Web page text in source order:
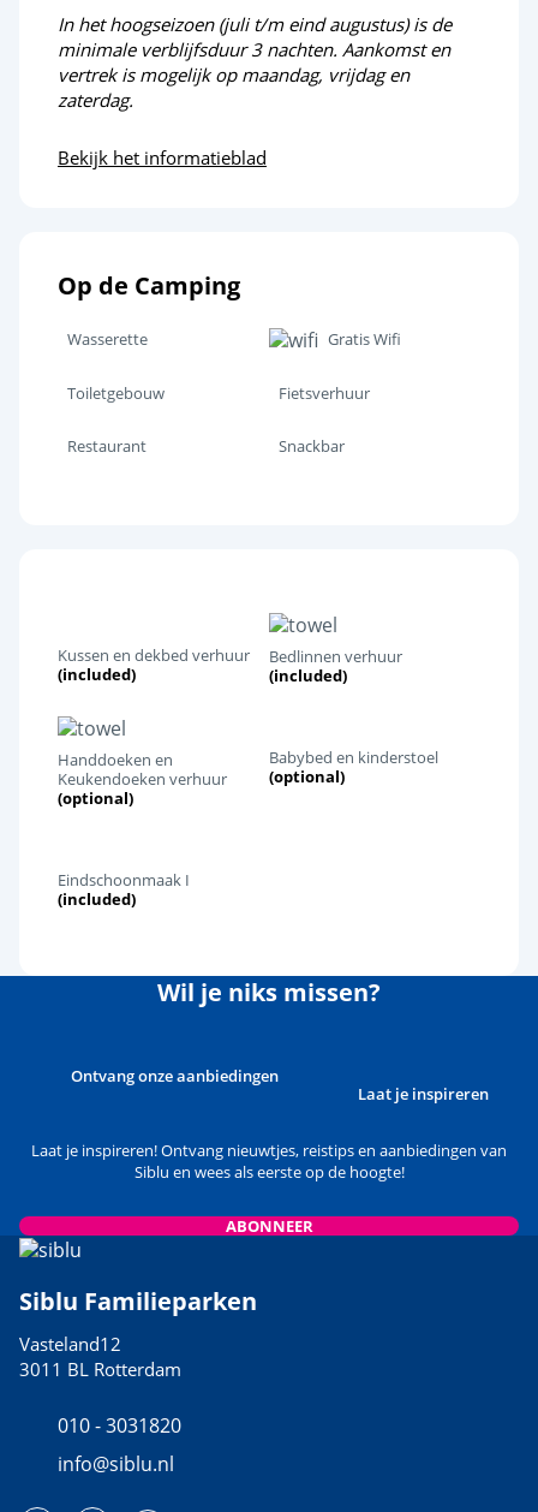
In het hoogseizoen (juli t/m eind augustus) is de
minimale verblijfsduur 3 nachten. Aankomst en
vertrek is mogelijk op maandag, vrijdag en
zaterdag.
Bekijk het informatieblad
Op de Camping
Wasserette Gratis Wifi
Toiletgebouw Fietsverhuur
Restaurant Snackbar
Kussen en dekbed verhuur
(included)
Bedlinnen verhuur
(included)
Handdoeken en
Keukendoeken verhuur
(optional)
Babybed en kinderstoel
(optional)
Eindschoonmaak I
(included)
Wil je niks missen?
Ontvang onze aanbiedingen
Laat je inspireren
Laat je inspireren! Ontvang nieuwtjes, reistips en aanbiedingen van
Siblu en wees als eerste op de hoogte!
ABONNEER
Siblu Familieparken
Vasteland12
3011 BL Rotterdam
010 - 3031820
info@siblu.nl